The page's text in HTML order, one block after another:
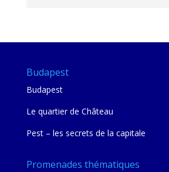
Budapest
Budapest
Le quartier de Château
Pest – les secrets de la capitale
Promenades thématiques